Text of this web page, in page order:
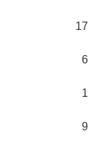
17
6
1
9